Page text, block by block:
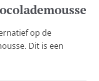
op de
Dit is een